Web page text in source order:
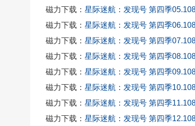
磁力下载： 星际迷航：发现号 第四季
磁力下载： 星际迷航：发现号 第四季
磁力下载： 星际迷航：发现号 第四季
磁力下载： 星际迷航：发现号 第四季
磁力下载： 星际迷航：发现号 第四季
磁力下载： 星际迷航：发现号 第四季
磁力下载： 星际迷航：发现号 第四季
磁力下载： 星际迷航：发现号 第四季